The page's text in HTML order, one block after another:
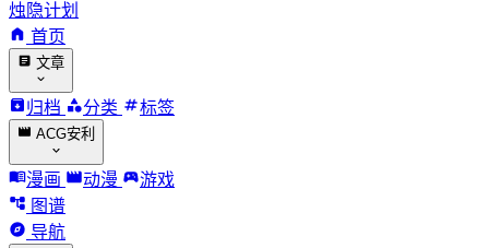
烛隐计划
首页
文章
归档 分类 标签
ACG安利
漫画 动漫
游戏
图谱
导航